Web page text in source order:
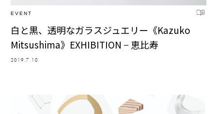
EVENT
白と黒、透明なガラスジュエリー《Kazuko
Mitsushima》EXHIBITION − 恵比寿
2019.7.10